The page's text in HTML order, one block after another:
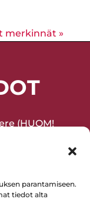
parantamiseen.
tiedot alta
merkinnät »
(HUOM!